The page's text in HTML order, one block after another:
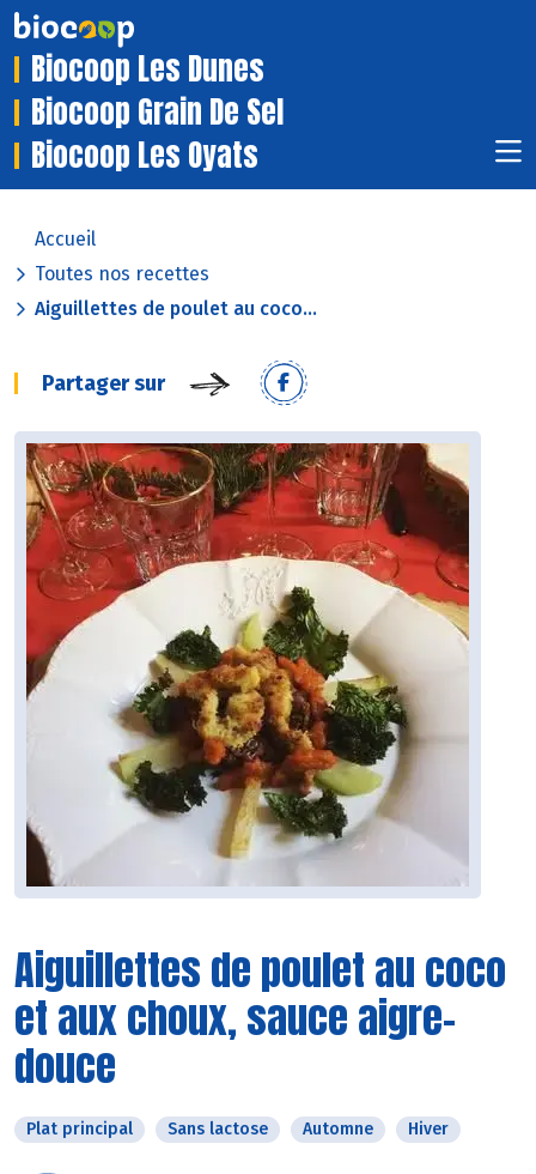
Biocoop Les Dunes
Biocoop Grain De Sel
Biocoop Les Oyats
Accueil
Toutes nos recettes
Aiguillettes de poulet au coco...
Partager sur
Aiguillettes de poulet au coco
et aux choux, sauce aigre-
douce
Plat principal Sans lactose Automne Hiver